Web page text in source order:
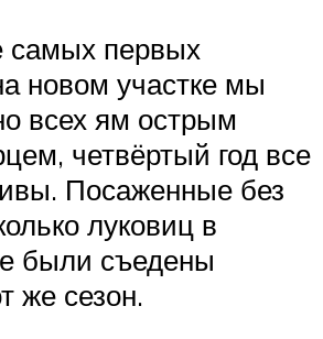
самых первых
новом участке мы
всех ям острым
четвёртый год все
Посаженные без
луковиц в
были съедены
же сезон.